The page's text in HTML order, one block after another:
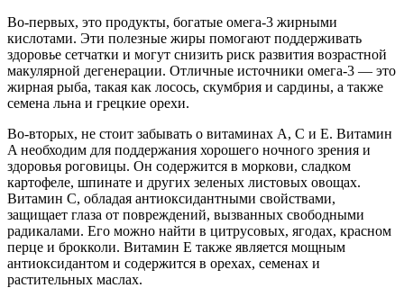
Во-первых, это продукты, богатые омега-3 жирными
кислотами. Эти полезные жиры помогают поддерживать
здоровье сетчатки и могут снизить риск развития возрастной
макулярной дегенерации. Отличные источники омега-3 — это
жирная рыба, такая как лосось, скумбрия и сардины, а также
семена льна и грецкие орехи.
Во-вторых, не стоит забывать о витаминах A, C и E. Витамин
A необходим для поддержания хорошего ночного зрения и
здоровья роговицы. Он содержится в моркови, сладком
картофеле, шпинате и других зеленых листовых овощах.
Витамин C, обладая антиоксидантными свойствами,
защищает глаза от повреждений, вызванных свободными
радикалами. Его можно найти в цитрусовых, ягодах, красном
перце и брокколи. Витамин E также является мощным
антиоксидантом и содержится в орехах, семенах и
растительных маслах.